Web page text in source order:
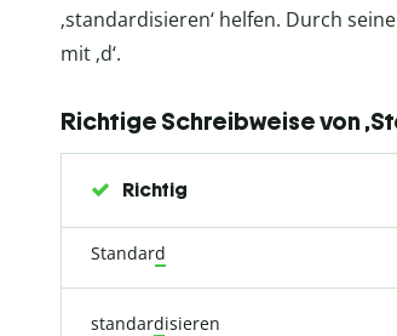
‚standardisieren‘ helfen. Durch
mit ‚d‘.
Richtige Schreibweise von
Richtig
Standard
standardisieren